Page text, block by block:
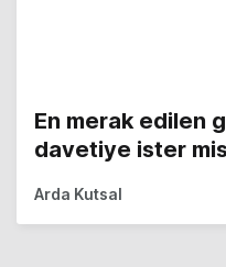
En merak edilen
davetiye ister
Arda Kutsal